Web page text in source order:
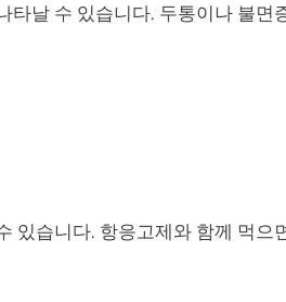
타날 수 있습니다. 두통이나 불면
있습니다. 항응고제와 함께 먹으